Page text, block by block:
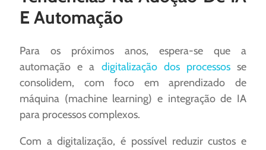
E Automação
Para os próximos anos, espera-se que a
automação e a digitalização dos processosse
consolidem, com foco em aprendizado de
máquina (machine learning) e integração de IA
para processos complexos.
Com a digitalização, é possível reduzir custos e